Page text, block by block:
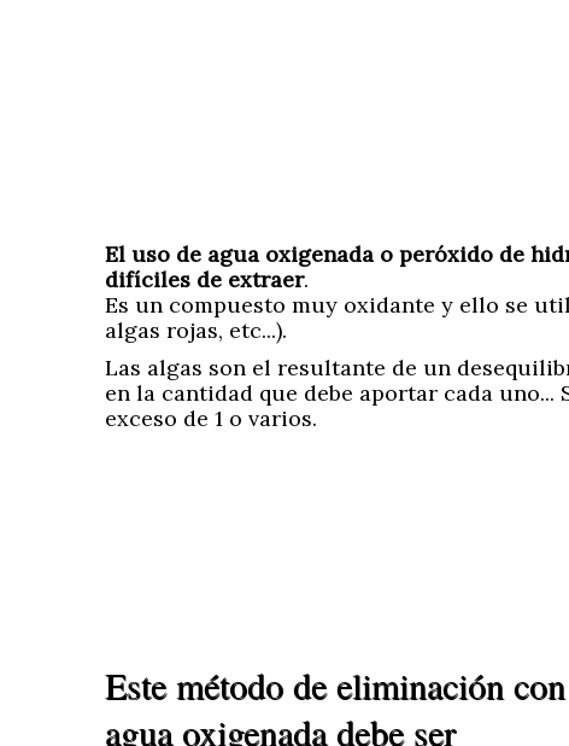
El uso de agua oxigenada o peróxido de
difíciles de extraer.
Es un compuesto muy oxidante y ello se
algas rojas, etc...).
Las algas son el resultante de un
en la cantidad que debe aportar cada
exceso de 1 o varios.
Este método de eliminación con
agua oxigenada debe ser